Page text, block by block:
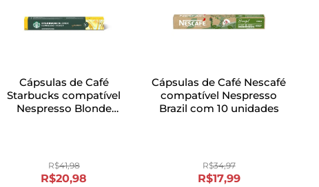
Cápsulas de Café
Starbucks compatível
Nespresso Blonde
R$41,98
R$20,98
Cápsulas de Café Nescafé
compatível Nespresso
Brazil com 10 unidades
R$34,97
R$17,99